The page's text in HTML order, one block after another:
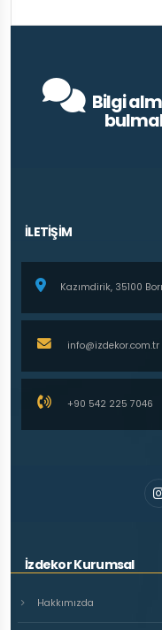
Bilgi
İLETİŞİM
Kazımdirik, 35100
info@izdekor.com.tr
+90 542 225 7046
İzdekor Kurumsal
Hakkımızda